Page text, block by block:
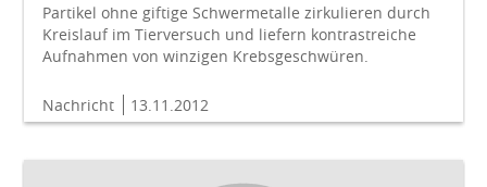
Partikel ohne giftige Schwermetalle zirkulieren durch
Kreislauf im Tierversuch und liefern kontrastreiche
Aufnahmen von winzigen Krebsgeschwüren.
Nachricht 13.11.2012